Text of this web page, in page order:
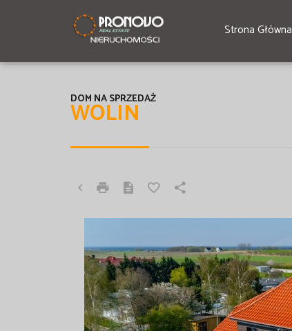
Strona Główna
WOLIN
DOM NA SPRZEDAŻ